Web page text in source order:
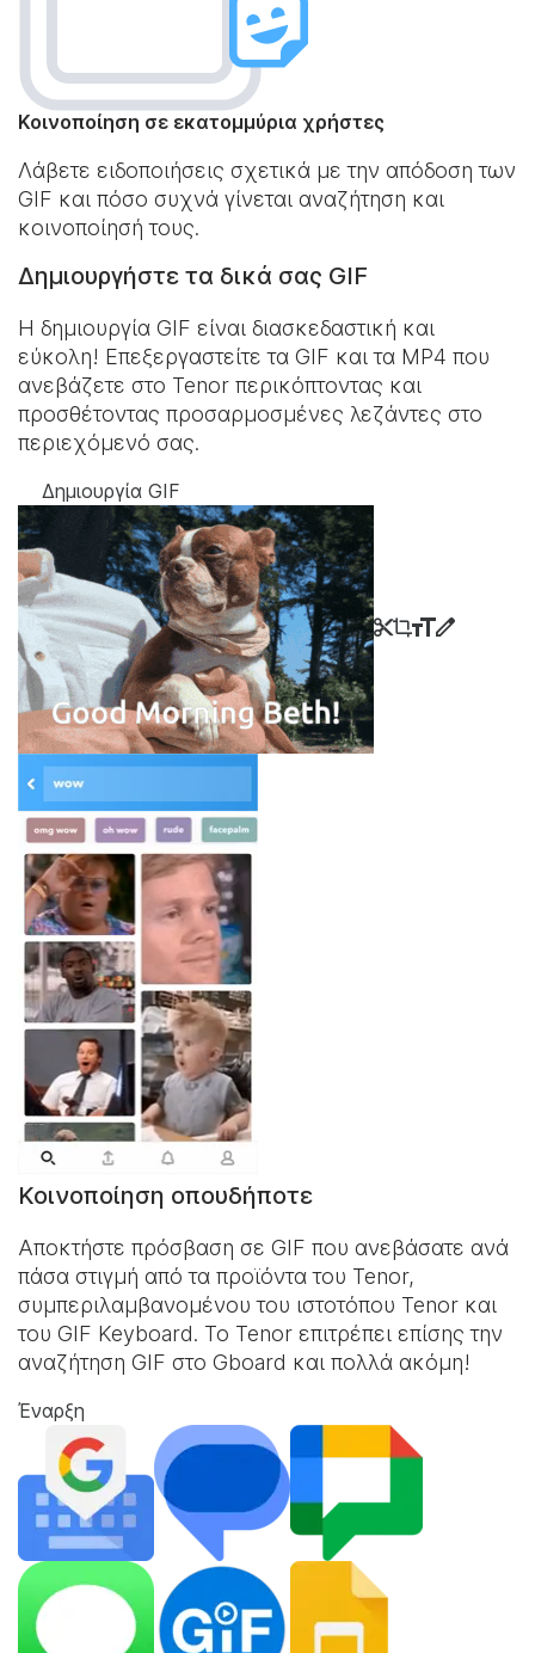
Κοινοποίηση σε εκατομμύρια χρήστες
Λάβετε ειδοποιήσεις σχετικά με την απόδοση των
GIF και πόσο συχνά γίνεται αναζήτηση και
κοινοποίησή τους.
Δημιουργήστε τα δικά σας GIF
Η δημιουργία GIF είναι διασκεδαστική και
εύκολη! Επεξεργαστείτε τα GIF και τα MP4 που
ανεβάζετε στο Tenor περικόπτοντας και
προσθέτοντας προσαρμοσμένες λεζάντες στο
περιεχόμενό σας.
Δημιουργία GIF
Κοινοποίηση οπουδήποτε
Αποκτήστε πρόσβαση σε GIF που ανεβάσατε ανά
πάσα στιγμή από τα προϊόντα του Tenor,
συμπεριλαμβανομένου του ιστοτόπου Tenor και
του GIF Keyboard. Το Tenor επιτρέπει επίσης την
αναζήτηση GIF στο Gboard και πολλά ακόμη!
Έναρξη